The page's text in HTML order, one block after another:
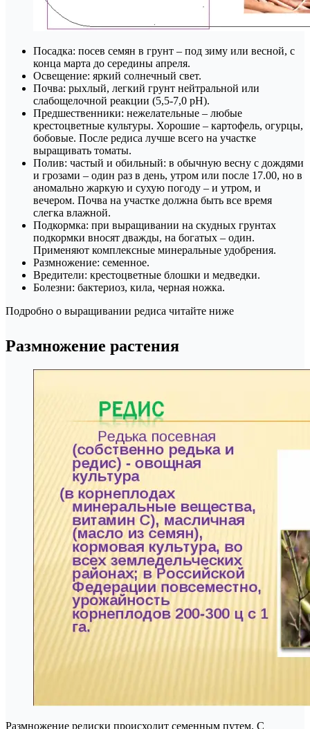
Посадка: посев семян в грунт – под зиму или весной, с
конца марта до середины апреля.
Освещение: яркий солнечный свет.
Почва: рыхлый, легкий грунт нейтральной или
слабощелочной реакции (5,5-7,0 pH).
Предшественники: нежелательные – любые
крестоцветные культуры. Хорошие – картофель, огурцы,
бобовые. После редиса лучше всего на участке
выращивать томаты.
Полив: частый и обильный: в обычную весну с дождями
и грозами – один раз в день, утром или после 17.00, но в
аномально жаркую и сухую погоду – и утром, и
вечером. Почва на участке должна быть все время
слегка влажной.
Подкормка: при выращивании на скудных грунтах
подкормки вносят дважды, на богатых – один.
Применяют комплексные минеральные удобрения.
Размножение: семенное.
Вредители: крестоцветные блошки и медведки.
Болезни: бактериоз, кила, черная ножка.
Подробно о выращивании редиса читайте ниже
Размножение растения
Размножение редиски происходит семенным путем. С